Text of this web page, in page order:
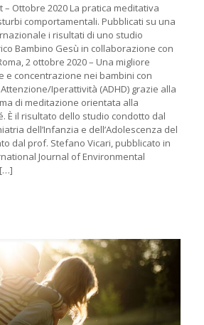
– Ottobre 2020 La pratica meditativa
comportamentali. Pubblicati su una
i risultati di uno studio
Bambino Gesù in collaborazione con
2 ottobre 2020 – Una migliore
e concentrazione nei bambini con
Iperattività (ADHD) grazie alla
di meditazione orientata alla
È il risultato dello studio condotto dal
dell’Infanzia e dell’Adolescenza del
dal prof. Stefano Vicari, pubblicato in
Journal of Environmental
[…]